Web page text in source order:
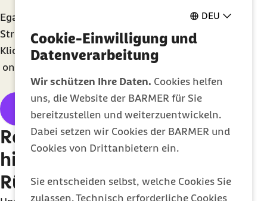
DEU
Cookie-Einwilligung und
Datenverarbeitung
Wir schützen Ihre Daten. Cookies helfen
uns, die Website der BARMER für Sie
bereitzustellen und weiterzuentwickeln.
Dabei setzen wir Cookies der BARMER und
Cookies von Drittanbietern ein.
Sie entscheiden selbst, welche Cookies Sie
zulassen. Technisch erforderliche Cookies
Egal ob Bewegung, gesunde Ernährung oder
Stressbewältigung: Finden Sie mit nur wenigen
Klicks den für Sie passenden Gesundheitskurs –
online
Barmer Gesundheitskurssuche
Regelmäßige Entspannung
hilft bei
Rückenbeschwerden